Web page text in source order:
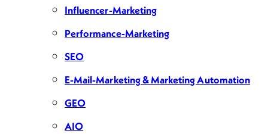
Influencer-Marketing
Performance-Marketing
SEO
E-Mail-Marketing & Marketing Automation
GEO
AIO